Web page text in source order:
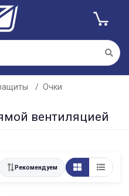
Очки
вентиляцией
Рекомендуем